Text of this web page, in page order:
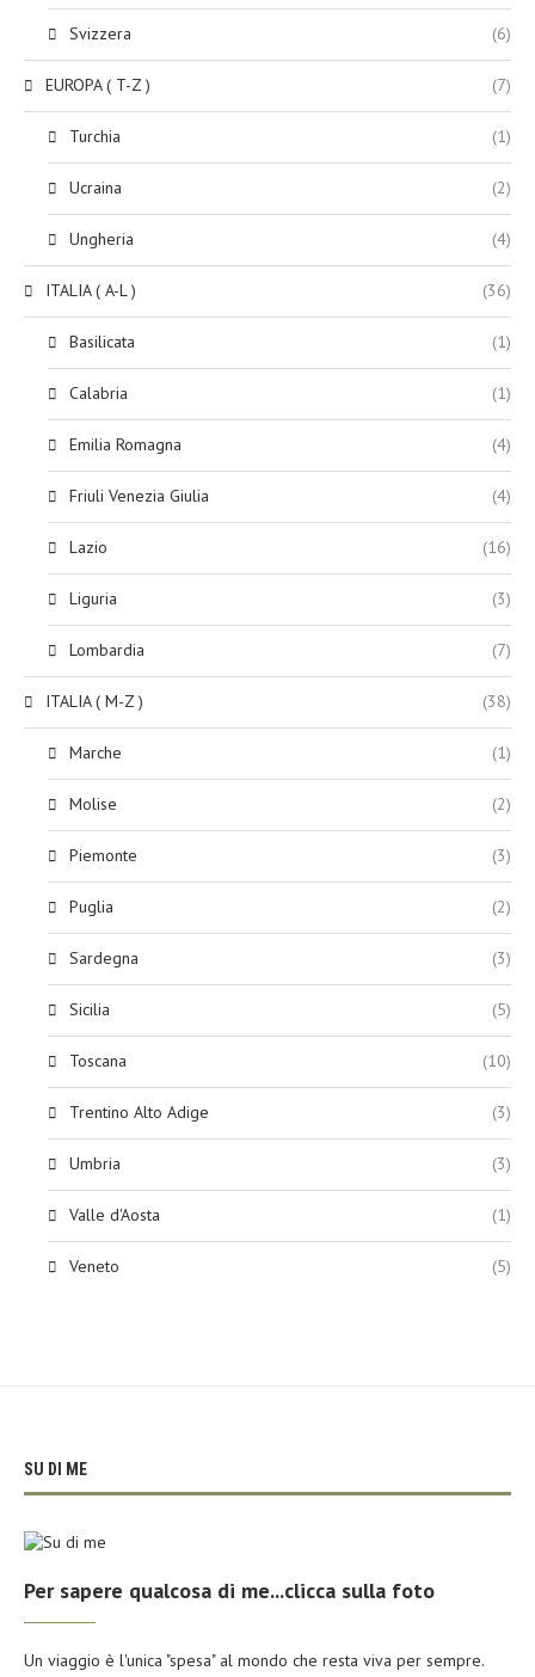
Svizzera (6)
EUROPA ( T-Z ) (7)
Turchia (1)
Ucraina (2)
Ungheria (4)
ITALIA ( A-L ) (36)
Basilicata (1)
Calabria (1)
Emilia Romagna (4)
Friuli Venezia Giulia (4)
Lazio (16)
Liguria (3)
Lombardia (7)
ITALIA ( M-Z ) (38)
Marche (1)
Molise (2)
Piemonte (3)
Puglia (2)
Sardegna (3)
Sicilia (5)
Toscana (10)
Trentino Alto Adige (3)
Umbria (3)
Valle d'Aosta (1)
Veneto (5)
SU DI ME
Per sapere qualcosa di me...clicca sulla foto
Un viaggio è l'unica "spesa" al mondo che resta viva per sempre.